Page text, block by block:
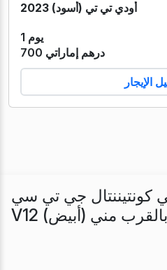
أودي تي تي (أسود) 2023
1 يوم
700 درهم إماراتي
الإيجار
كونتيننتال جي تي سي
V12 (أبيض) بالقرب مني